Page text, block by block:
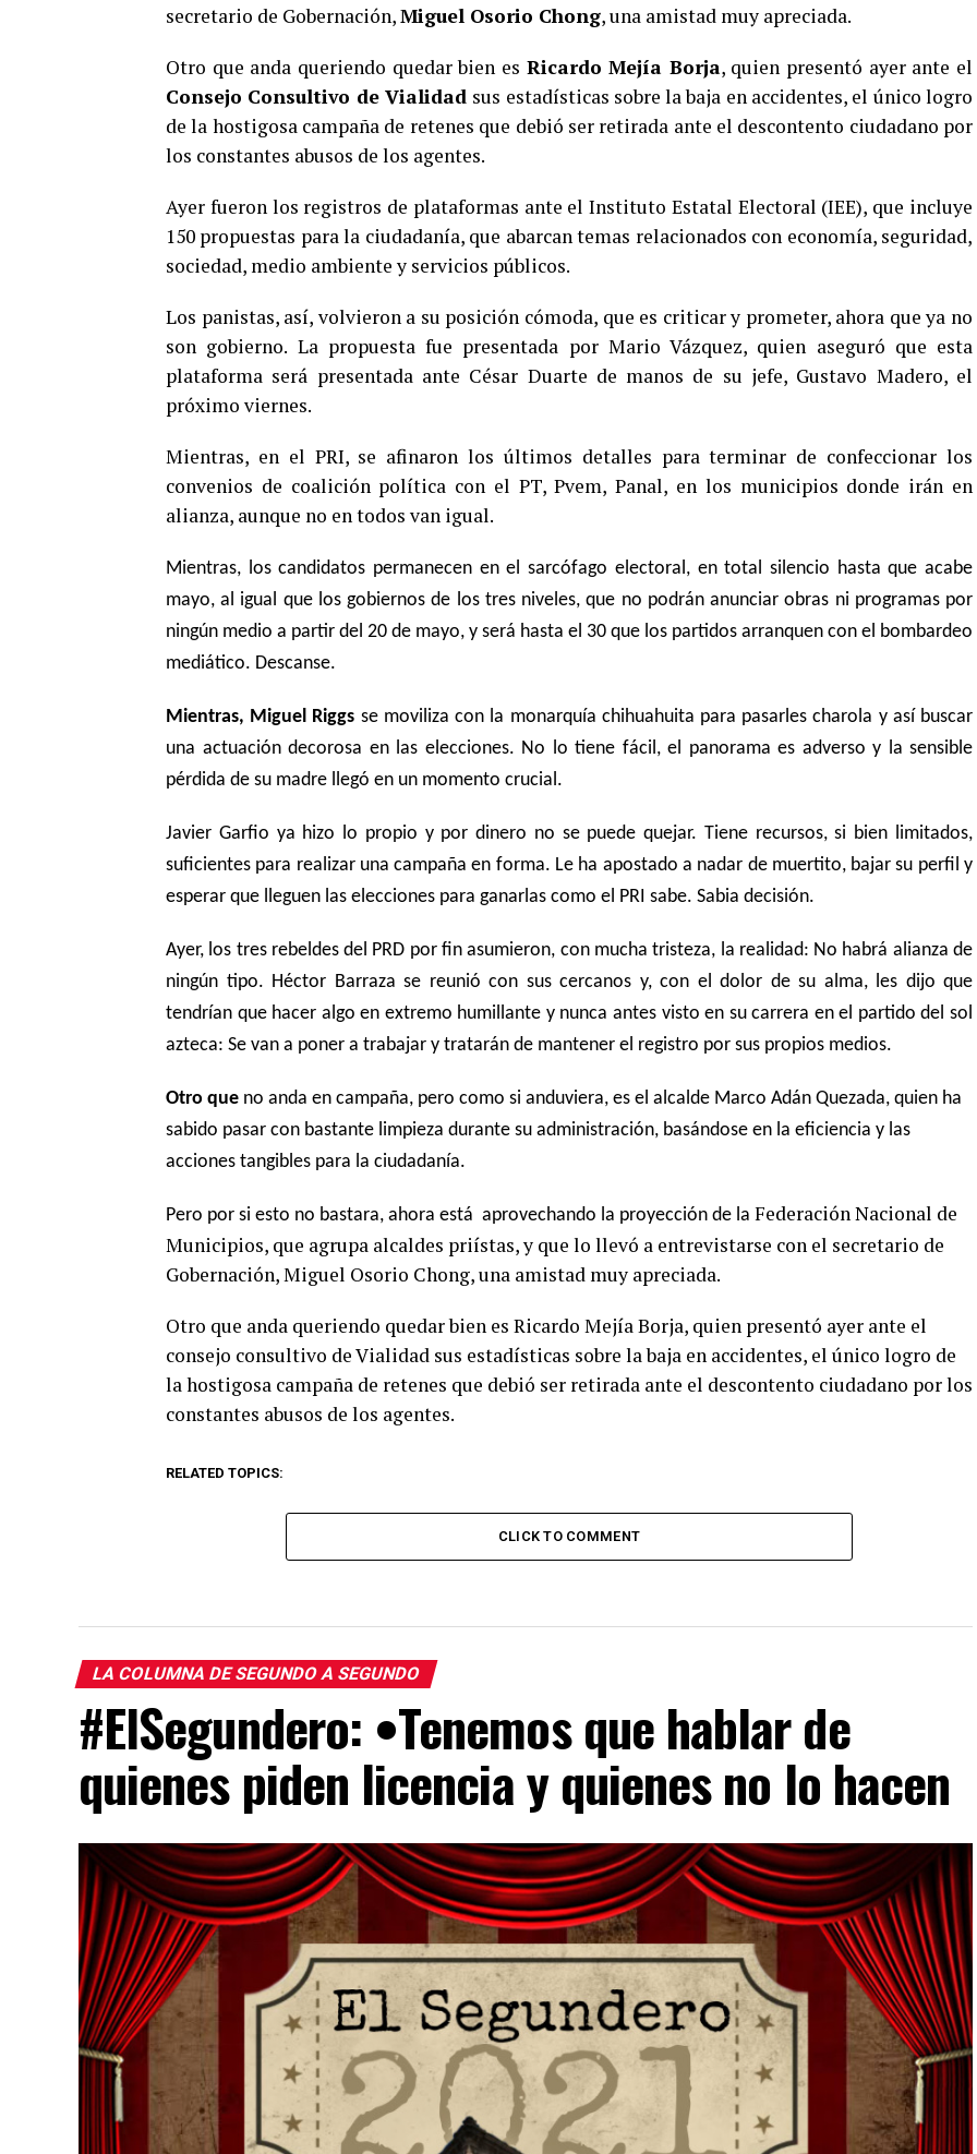
secretario de Gobernación,Miguel Osorio Chong, una amistad muy apreciada.
Otro que anda queriendo quedar bien es Ricardo Mejía Borja, quien presentó ayer ante el
Consejo Consultivo de Vialidad sus estadísticas sobre la baja en accidentes, el único logro
de la hostigosa campaña de retenes que debió ser retirada ante el descontento ciudadano por
los constantes abusos de los agentes.
Ayer fueron los registros de plataformas ante el Instituto Estatal Electoral (IEE), que incluye
150 propuestas para la ciudadanía, que abarcan temas relacionados con economía, seguridad,
sociedad, medio ambiente y servicios públicos.
Los panistas, así, volvieron a su posición cómoda, que es criticar y prometer, ahora que ya no
son gobierno. La propuesta fue presentada por Mario Vázquez, quien aseguró que esta
plataforma será presentada ante César Duarte de manos de su jefe, Gustavo Madero, el
próximo viernes.
Mientras, en el PRI, se afinaron los últimos detalles para terminar de confeccionar los
convenios de coalición política con el PT, Pvem, Panal, en los municipios donde irán en
alianza, aunque no en todos van igual.
Mientras, los candidatos permanecen en el sarcófago electoral, en total silencio hasta que acabe
mayo, al igual que los gobiernos de los tres niveles, que no podrán anunciar obras ni programas por
ningún medio a partir del 20 de mayo, y será hasta el 30 que los partidos arranquen con el bombardeo
mediático. Descanse.
Mientras, Miguel Riggs se moviliza con la monarquía chihuahuita para pasarles charola y así buscar
una actuación decorosa en las elecciones. No lo tiene fácil, el panorama es adverso y la sensible
pérdida de su madre llegó en un momento crucial.
Javier Garfio ya hizo lo propio y por dinero no se puede quejar. Tiene recursos, si bien limitados,
suficientes para realizar una campaña en forma. Le ha apostado a nadar de muertito, bajar su perfil y
esperar que lleguen las elecciones para ganarlas como el PRI sabe. Sabia decisión.
Ayer, los tres rebeldes del PRD por fin asumieron, con mucha tristeza, la realidad: No habrá alianza de
ningún tipo. Héctor Barraza se reunió con sus cercanos y, con el dolor de su alma, les dijo que
tendrían que hacer algo en extremo humillante y nunca antes visto en su carrera en el partido del sol
azteca: Se van a poner a trabajar y tratarán de mantener el registro por sus propios medios.
Otro que no anda en campaña, pero como si anduviera, es el alcalde Marco Adán Quezada, quien ha
sabido pasar con bastante limpieza durante su administración, basándose en la eficiencia y las
acciones tangibles para la ciudadanía.
Pero por si esto no bastara, ahora está aprovechando la proyección de la Federación Nacional de
Municipios, que agrupa alcaldes priístas, y que lo llevó a entrevistarse con el secretario de
Gobernación, Miguel Osorio Chong, una amistad muy apreciada.
Otro que anda queriendo quedar bien es Ricardo Mejía Borja, quien presentó ayer ante el
consejo consultivo de Vialidad sus estadísticas sobre la baja en accidentes, el único logro de
la hostigosa campaña de retenes que debió ser retirada ante el descontento ciudadano por los
constantes abusos de los agentes.
RELATED TOPICS:
CLICK TO COMMENT
LA COLUMNA DE SEGUNDO A SEGUNDO
#ElSegundero: •Tenemos que hablar de
quienes piden licencia y quienes no lo hacen